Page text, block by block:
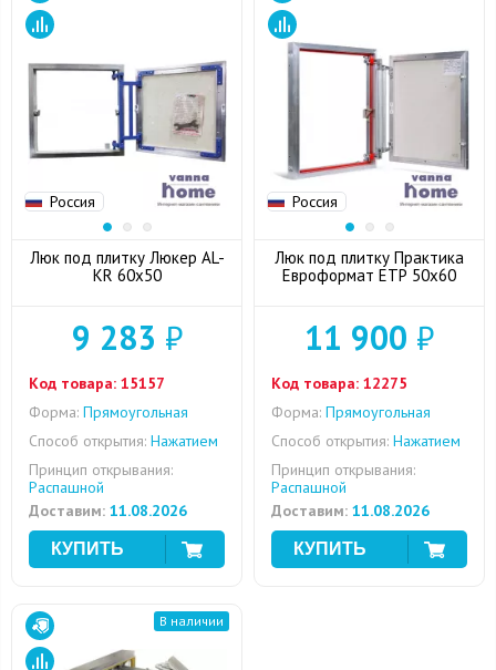
Россия
Люк под плитку Люкер AL-
KR 60x50
9 283 ₽
Код товара: 15157
Форма: Прямоугольная
Способ открытия: Нажатием
Принцип открывания:
Распашной
Доставим: 11.08.2026
Россия
Люк под плитку Практика
Евроформат ЕТР 50x60
11 900 ₽
Код товара: 12275
Форма: Прямоугольная
Способ открытия: Нажатием
Принцип открывания:
Распашной
Доставим: 11.08.2026
В наличии